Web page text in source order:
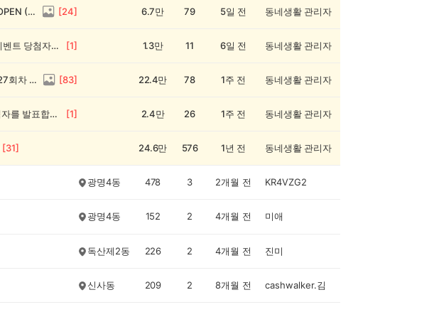
전원 1,000캐시! 🥳 우리 동네 썰전 14회차 OPEN (~8/17) [24] 6.7만 79 5일 전 동네생활 관리자
💰[당첨자 발표] 26회차 우리 동네 정보왕 이벤트 당첨자를 발표합니다! [1] 1.3만 11 6일 전 동네생활 관리자
💸 전원 2,000캐시 지급! 우리 동네 정보왕 27회차 (~8/10) [83] 22.4만 78 1주 전 동네생활 관리자
💰[당첨자 발표] 우리 동네 썰전 12회차 당첨자를 발표합니다! [1] 2.4만 26 1주 전 동네생활 관리자
[31] 24.6만 576 1년 전 동네생활 관리자
광명4동 478 3 2개월 전 KR4VZG2
광명4동 152 2 4개월 전 미애
독산제2동 226 2 4개월 전 진미
신사동 209 2 8개월 전 cashwalker.김